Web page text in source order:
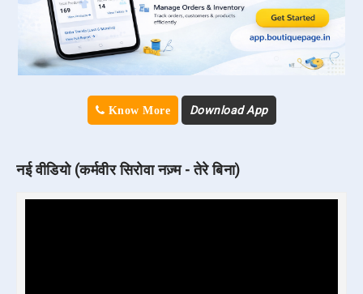
Know More Download App
नई वीडियो (कर्मवीर सिरोवा नज़्म - तेरे बिना)